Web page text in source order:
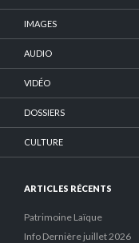
IMAGES
AUDIO
VIDÉO
DOSSIERS
CULTURE
ARTICLES RÉCENTS
Patrimoine Laïque
Info Dernière juillet 2026